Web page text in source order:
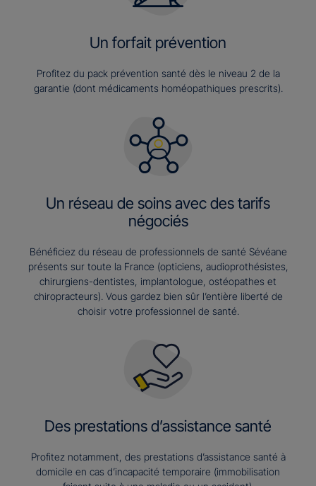
Un forfait prévention
Profitez du pack prévention santé dès le niveau 2 de la
garantie (dont médicaments homéopathiques prescrits).
Un réseau de soins avec des tarifs
négociés
Bénéficiez du réseau de professionnels de santé Sévéane
présents sur toute la France (opticiens, audioprothésistes,
chirurgiens-dentistes, implantologue, ostéopathes et
chiropracteurs). Vous gardez bien sûr l’entière liberté de
choisir votre professionnel de santé.
Des prestations d’assistance santé
Profitez notamment, des prestations d’assistance santé à
domicile en cas d’incapacité temporaire (immobilisation